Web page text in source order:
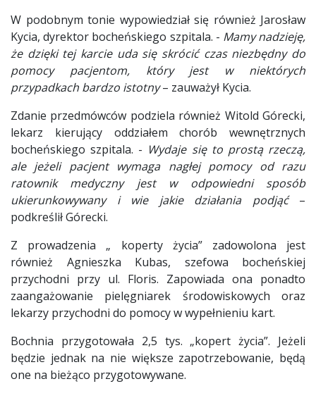
W podobnym tonie wypowiedział się również Jarosław
Kycia, dyrektor bocheńskiego szpitala. - Mamy nadzieję,
że dzięki tej karcie uda się skrócić czas niezbędny do
pomocy pacjentom, który jest w niektórych
przypadkach bardzo istotny– zauważył Kycia.
Zdanie przedmówców podziela również Witold Górecki,
lekarz kierujący oddziałem chorób wewnętrznych
bocheńskiego szpitala. - Wydaje się to prostą rzeczą,
ale jeżeli pacjent wymaga nagłej pomocy od razu
ratownik medyczny jest w odpowiedni sposób
ukierunkowywany i wie jakie działania podjąć–
podkreślił Górecki.
Z prowadzenia „ koperty życia” zadowolona jest
również Agnieszka Kubas, szefowa bocheńskiej
przychodni przy ul. Floris. Zapowiada ona ponadto
zaangażowanie pielęgniarek środowiskowych oraz
lekarzy przychodni do pomocy w wypełnieniu kart.
Bochnia przygotowała 2,5 tys. „kopert życia”. Jeżeli
będzie jednak na nie większe zapotrzebowanie, będą
one na bieżąco przygotowywane.